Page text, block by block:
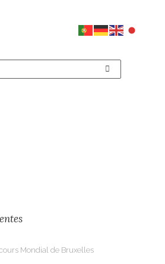
Mondial de Bruxelles